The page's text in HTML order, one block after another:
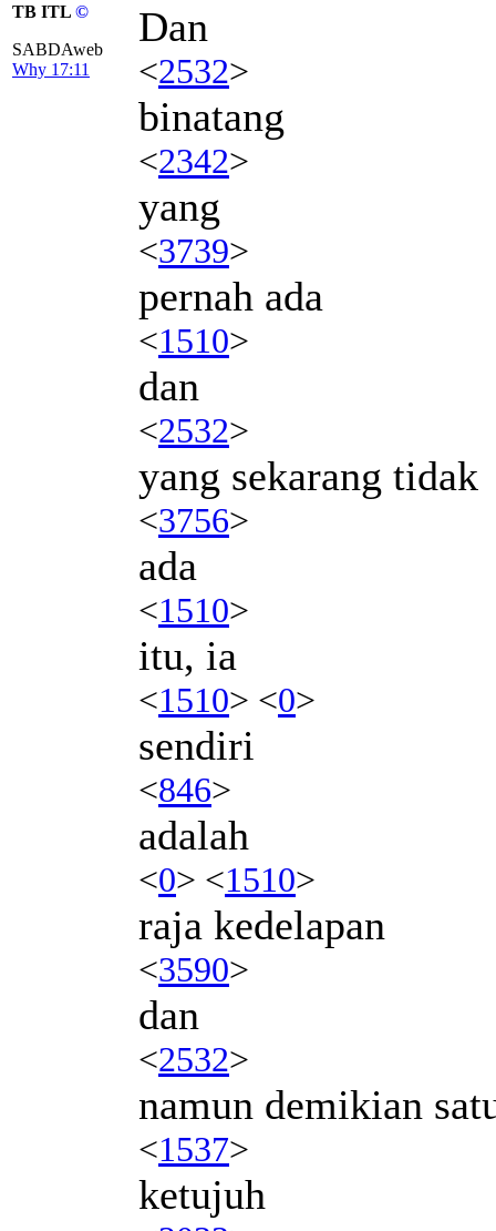
TB ITL ©
SABDAweb
Why 17:11
Dan
<2532>
binatang
<2342>
yang
<3739>
pernah ada
<1510>
dan
<2532>
yang sekarang tidak
<3756>
ada
<1510>
itu, ia
<1510> <0>
sendiri
<846>
adalah
<0> <1510>
raja kedelapan
<3590>
dan
<2532>
namun demikian
<1537>
ketujuh